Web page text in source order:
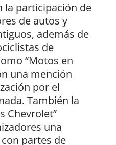
la participación de
de autos y
además de
de
“Motos en
una mención
por el
También la
Chevrolet”
una
partes de